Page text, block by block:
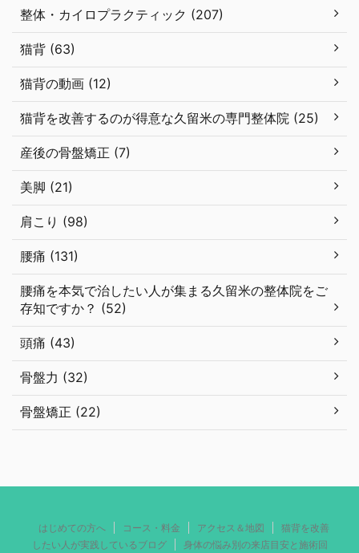
整体・カイロプラクティック (207)
猫背 (63)
猫背の動画 (12)
猫背を改善するのが得意な久留米の専門整体院 (25)
産後の骨盤矯正 (7)
美脚 (21)
肩こり (98)
腰痛 (131)
腰痛を本気で治したい人が集まる久留米の整体院をご
存知ですか？ (52)
頭痛 (43)
骨盤力 (32)
骨盤矯正 (22)
はじめての方へ コース・料金 アクセス＆地図
猫背を改善
したい人が実践しているブログ
身体の悩み別の来店目安と施術回